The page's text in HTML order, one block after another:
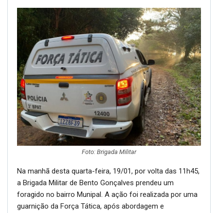
Foto: Brigada Militar
Na manhã desta quarta-feira, 19/01, por volta das 11h45,
a Brigada Militar de Bento Gonçalves prendeu um
foragido no bairro Munipal. A ação foi realizada por uma
guarnição da Força Tática, após abordagem e